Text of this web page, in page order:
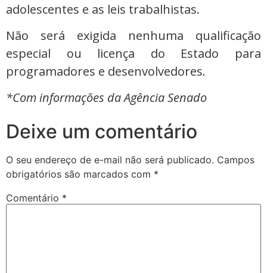
adolescentes e as leis trabalhistas.
Não será exigida nenhuma qualificação
especial ou licença do Estado para
programadores e desenvolvedores.
*Com informações da Agência Senado
Deixe um comentário
O seu endereço de e-mail não será publicado. Campos
obrigatórios são marcados com *
Comentário *